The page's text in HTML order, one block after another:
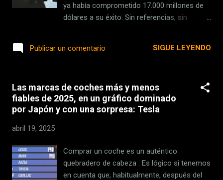
ya había comprometido 17.000 millones de
dólares a su éxito. Sin referencias, sin
como se le conoce en los círculos
más del 90 % de su fortuna durante el crash
de las punto com , decidió apostar una cifra
estratosférica tras una simple conversación
comenzó en el verano de 2005 , en los
jardines de Larry Ellison , fundador de Oracle
y ferviente admirador de la cultura japonesa.
Publicar un comentario SIGUE LEYENDO
Las marcas de coches más y menos
fiables de 2025, en un gráfico dominado
por Japón y con una sorpresa: Tesla
abril 19, 2025
Comprar un coche es un auténtico
quebradero de cabeza . Es lógico si tenemos
en cuenta que, habitualmente, después del